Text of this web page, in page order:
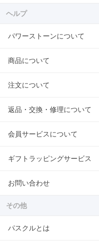
ヘルプ
パワーストーンについて
商品について
注文について
返品・交換・修理について
会員サービスについて
ギフトラッピングサービス
お問い合わせ
その他
パスクルとは